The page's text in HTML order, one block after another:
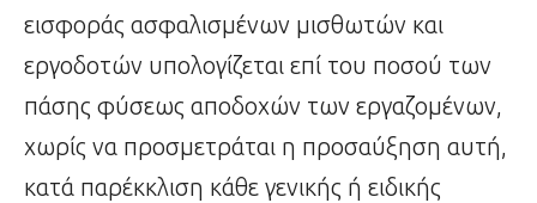
εισφοράς ασφαλισμένων μισθωτών και
εργοδοτών υπολογίζεται επί του ποσού των
πάσης φύσεως αποδοχών των εργαζομένων,
χωρίς να προσμετράται η προσαύξηση αυτή,
κατά παρέκκλιση κάθε γενικής ή ειδικής